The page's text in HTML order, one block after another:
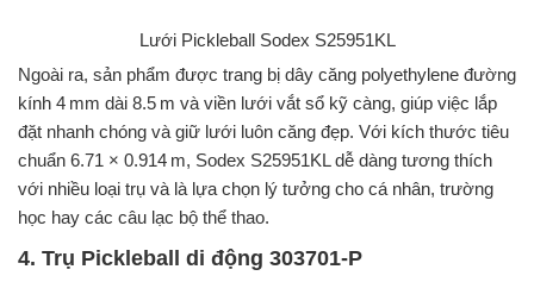
Lưới Pickleball Sodex S25951KL
Ngoài ra, sản phẩm được trang bị dây căng polyethylene đường
kính 4 mm dài 8.5 m và viền lưới vắt sổ kỹ càng, giúp việc lắp
đặt nhanh chóng và giữ lưới luôn căng đẹp. Với kích thước tiêu
chuẩn 6.71 × 0.914 m, Sodex S25951KL dễ dàng tương thích
với nhiều loại trụ và là lựa chọn lý tưởng cho cá nhân, trường
học hay các câu lạc bộ thể thao.
4. Trụ Pickleball di động 303701-P